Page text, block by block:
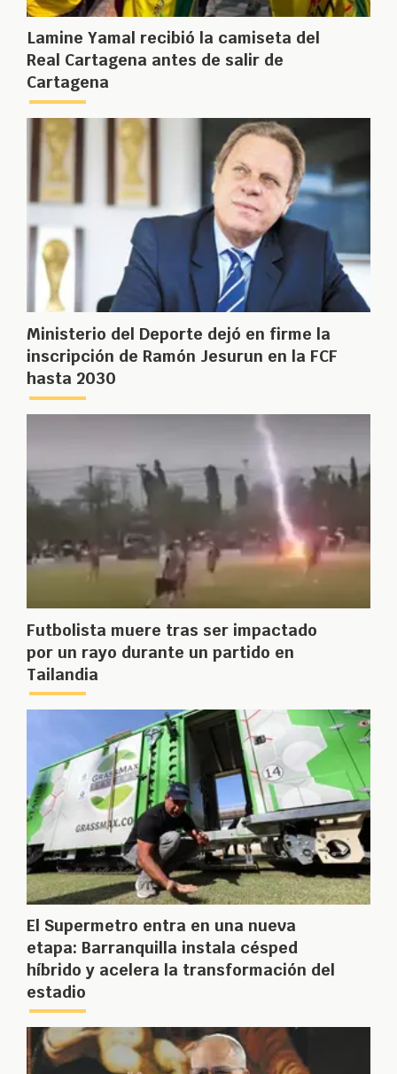
Lamine Yamal recibió la camiseta del
Real Cartagena antes de salir de
Cartagena
Ministerio del Deporte dejó en firme la
inscripción de Ramón Jesurun en la FCF
hasta 2030
Futbolista muere tras ser impactado
por un rayo durante un partido en
Tailandia
El Supermetro entra en una nueva
etapa: Barranquilla instala césped
híbrido y acelera la transformación del
estadio